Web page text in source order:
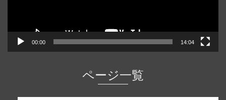
00:00 14:04
ページ一覧